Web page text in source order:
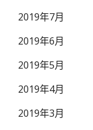
2019年7月
2019年6月
2019年5月
2019年4月
2019年3月